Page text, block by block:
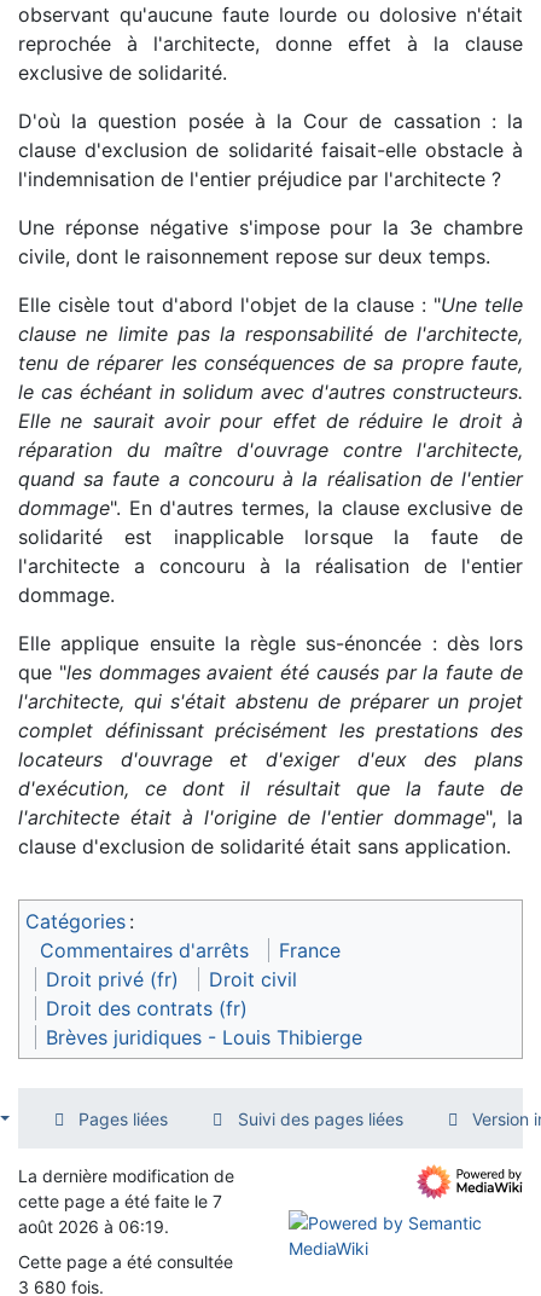
observant qu'aucune faute lourde ou dolosive n'était
reprochée à l'architecte, donne effet à la clause
exclusive de solidarité.
D'où la question posée à la Cour de cassation : la
clause d'exclusion de solidarité faisait-elle obstacle à
l'indemnisation de l'entier préjudice par l'architecte ?
Une réponse négative s'impose pour la 3e chambre
civile, dont le raisonnement repose sur deux temps.
Elle cisèle tout d'abord l'objet de la clause : "Une telle
clause ne limite pas la responsabilité de l'architecte,
tenu de réparer les conséquences de sa propre faute,
le cas échéant in solidum avec d'autres constructeurs.
Elle ne saurait avoir pour effet de réduire le droit à
réparation du maître d'ouvrage contre l'architecte,
quand sa faute a concouru à la réalisation de l'entier
dommage". En d'autres termes, la clause exclusive de
solidarité est inapplicable lorsque la faute de
l'architecte a concouru à la réalisation de l'entier
dommage.
Elle applique ensuite la règle sus-énoncée : dès lors
que "les dommages avaient été causés par la faute de
l'architecte, qui s'était abstenu de préparer un projet
complet définissant précisément les prestations des
locateurs d'ouvrage et d'exiger d'eux des plans
d'exécution, ce dont il résultait que la faute de
l'architecte était à l'origine de l'entier dommage", la
clause d'exclusion de solidarité était sans application.
Catégories :
Commentaires d'arrêts
France
Droit privé (fr)
Droit civil
Droit des contrats (fr)
Brèves juridiques - Louis Thibierge
Pages liées Suivi des pages liées Version
La dernière modification de
cette page a été faite le 7
août 2026 à 06:19.
Cette page a été consultée
3 680 fois.